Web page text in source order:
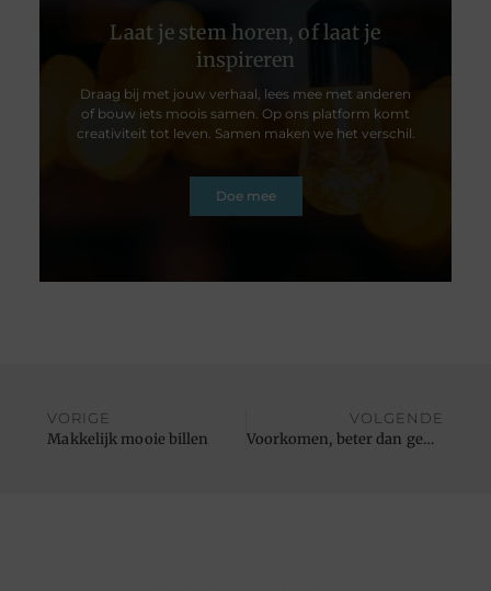
Laat je stem horen, of laat je
inspireren
Draag bij met jouw verhaal, lees mee met anderen
of bouw iets moois samen. Op ons platform komt
creativiteit tot leven. Samen maken we het verschil.
Doe mee
VORIGE
Makkelijk mooie billen
VOLGENDE
Voorkomen, beter dan genezen